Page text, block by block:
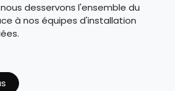
desservons l'ensemble du
à nos équipes d'installation